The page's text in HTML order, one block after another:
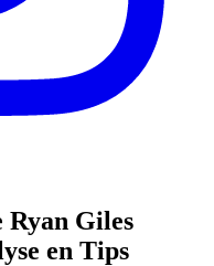
Ryan Giles
en Tips